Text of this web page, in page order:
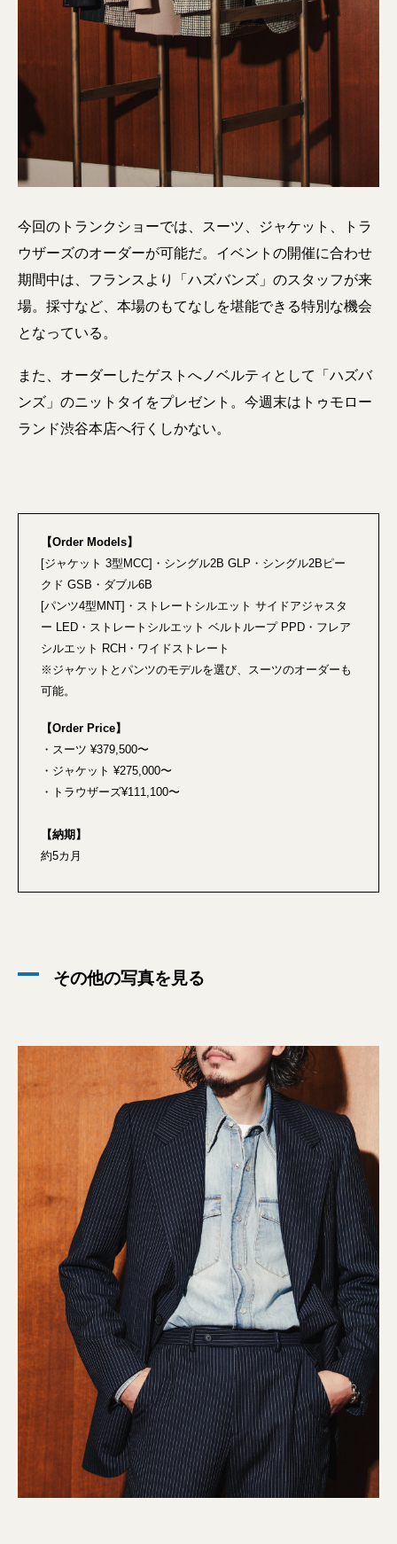
今回のトランクショーでは、スーツ、ジャケット、トラ
ウザーズのオーダーが可能だ。イベントの開催に合わせ
期間中は、フランスより「ハズバンズ」のスタッフが来
場。採寸など、本場のもてなしを堪能できる特別な機会
となっている。
また、オーダーしたゲストへノベルティとして「ハズバ
ンズ」のニットタイをプレゼント。今週末はトゥモロー
ランド渋谷本店へ行くしかない。
【Order Models】
[ジャケット 3型MCC]・シングル2B GLP・シングル2Bピー
クド GSB・ダブル6B
[パンツ4型MNT]・ストレートシルエット サイドアジャスタ
ー LED・ストレートシルエット ベルトループ PPD・フレア
シルエット RCH・ワイドストレート
※ジャケットとパンツのモデルを選び、スーツのオーダーも
可能。
【Order Price】
・スーツ ¥379,500〜
・ジャケット ¥275,000〜
・トラウザーズ¥111,100〜
【納期】
約5カ月
その他の写真を見る